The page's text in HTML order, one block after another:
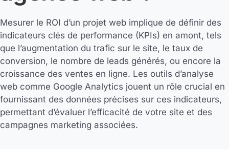
Mesurer le ROI d’un projet web implique de définir des
indicateurs clés de performance (KPIs) en amont, tels
que l’augmentation du trafic sur le site, le taux de
conversion, le nombre de leads générés, ou encore la
croissance des ventes en ligne. Les outils d’analyse
web comme Google Analytics jouent un rôle crucial en
fournissant des données précises sur ces indicateurs,
permettant d’évaluer l’efficacité de votre site et des
campagnes marketing associées.